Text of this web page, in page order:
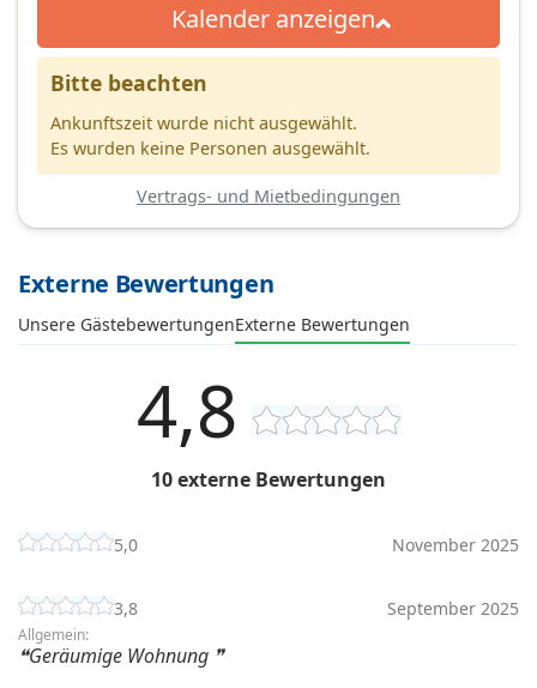
Kalender anzeigen
Bitte beachten
Ankunftszeit wurde nicht ausgewählt.
Es wurden keine Personen ausgewählt.
Vertrags- und Mietbedingungen
Externe Bewertungen
Unsere GästebewertungenExterne Bewertungen
4,8
10 externe Bewertungen
5,0 November 2025
3,8 September 2025
Allgemein:
Geräumige Wohnung